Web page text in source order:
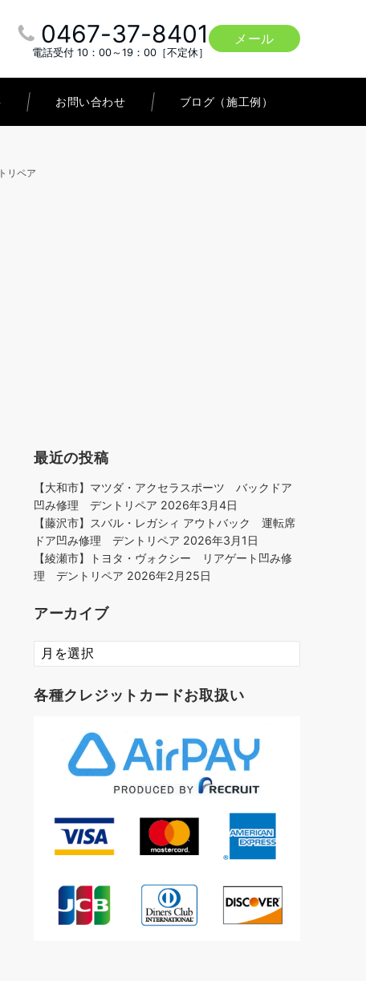
0467-37-8401
電話受付 10：00～19：00［不定休］
メール
お問い合わせ ブログ（施工例）
リペア
最近の投稿
【大和市】マツダ・アクセラスポーツ バックドア
凹み修理 デントリペア 2026年3月4日
【藤沢市】スバル・レガシィ アウトバック 運転席
ドア凹み修理 デントリペア 2026年3月1日
【綾瀬市】トヨタ・ヴォクシー リアゲート凹み修
理 デントリペア 2026年2月25日
アーカイブ
ア
ー
イ
各種クレジットカードお取扱い